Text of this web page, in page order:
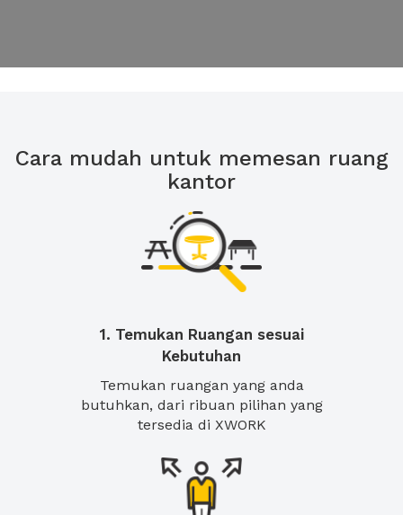
Cara mudah untuk memesan ruang
kantor
1. Temukan Ruangan sesuai
Kebutuhan
Temukan ruangan yang anda
butuhkan, dari ribuan pilihan yang
tersedia di XWORK